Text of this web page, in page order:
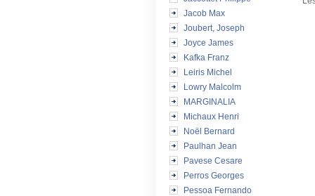
Jacob Max
Joubert, Joseph
Joyce James
Kafka Franz
Leiris Michel
Lowry Malcolm
MARGINALIA
Michaux Henri
Noël Bernard
Paulhan Jean
Pavese Cesare
Perros Georges
Pessoa Fernando